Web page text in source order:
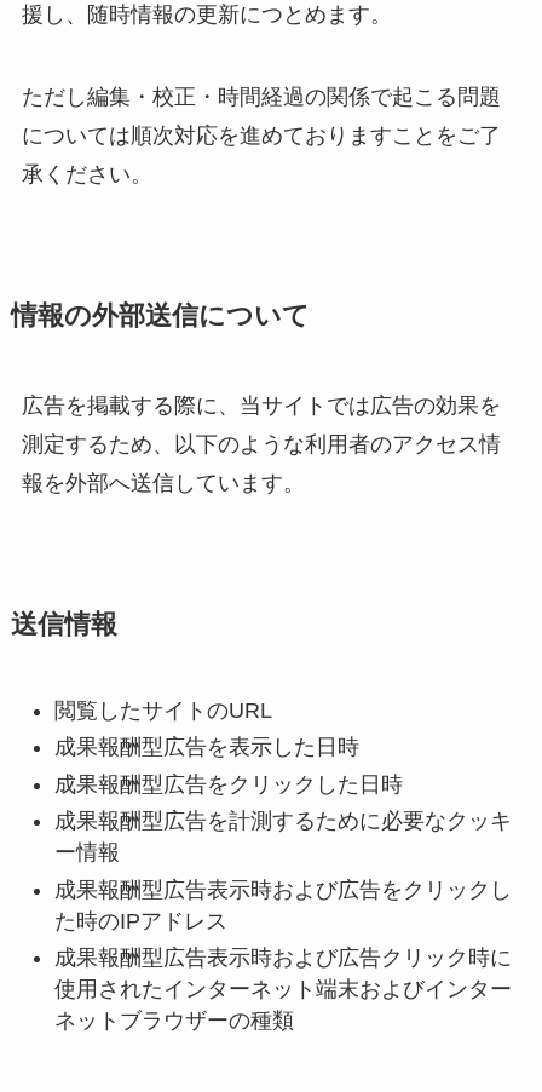
援し、随時情報の更新につとめます。
ただし編集・校正・時間経過の関係で起こる問題
については順次対応を進めておりますことをご了
承ください。
情報の外部送信について
広告を掲載する際に、当サイトでは広告の効果を
測定するため、以下のような利用者のアクセス情
報を外部へ送信しています。
送信情報
閲覧したサイトのURL
成果報酬型広告を表示した日時
成果報酬型広告をクリックした日時
成果報酬型広告を計測するために必要なクッキ
ー情報
成果報酬型広告表示時および広告をクリックし
た時のIPアドレス
成果報酬型広告表示時および広告クリック時に
使用されたインターネット端末およびインター
ネットブラウザーの種類